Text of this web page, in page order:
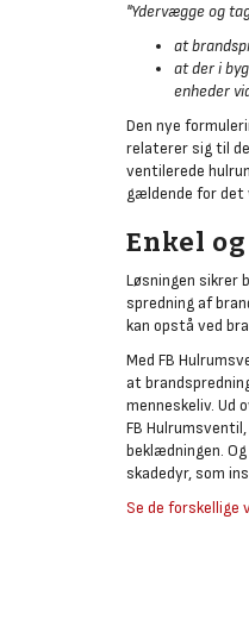
"Ydervægge og
at
at der i
enheder
Den nye
relaterer sig til
ventilerede
gældende for det
Enkel
Løsningen sikrer
spredning af
kan opstå ved
Med FB
at
menneskeliv. Ud
FB
beklædningen.
skadedyr, som
Se de forskellige